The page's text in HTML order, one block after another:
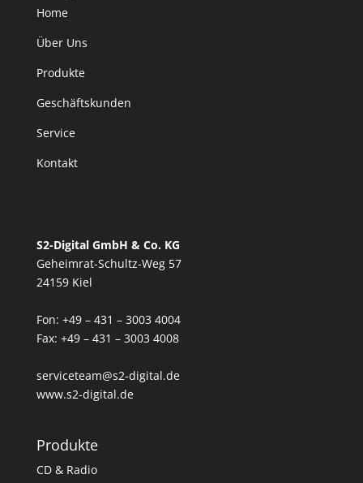
Home
Über Uns
Produkte
Geschäftskunden
Service
Kontakt
S2-Digital GmbH & Co. KG
Geheimrat-Schultz-Weg 57
24159 Kiel
Fon: +49 – 431 – 3003 4004
Fax: +49 – 431 – 3003 4008
serviceteam@s2-digital.de
www.s2-digital.de
Produkte
CD & Radio